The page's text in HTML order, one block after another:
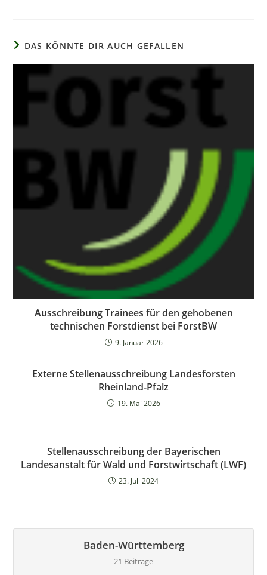
DAS KÖNNTE DIR AUCH GEFALLEN
Ausschreibung Trainees für den gehobenen
technischen Forstdienst bei ForstBW
9. Januar 2026
Externe Stellenausschreibung Landesforsten
Rheinland-Pfalz
19. Mai 2026
Stellenausschreibung der Bayerischen
Landesanstalt für Wald und Forstwirtschaft (LWF)
23. Juli 2024
Baden-Württemberg
21 Beiträge